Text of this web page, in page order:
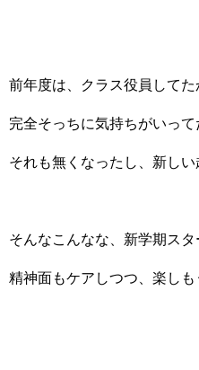
前年度は、クラス役員してた
完全そっちに気持ちがいっ
それも無くなったし、新し
そんなこんなな、新学期スタ
精神面もケアしつつ、楽しも